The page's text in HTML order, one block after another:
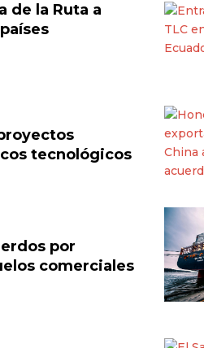
de la Ruta a
tecnológicos
por
comerciales